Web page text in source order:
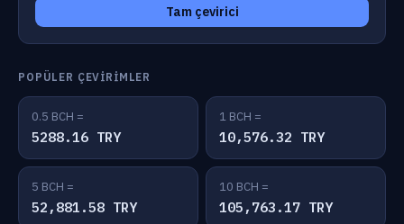
Tam çevirici
POPÜLER ÇEVIRIMLER
0.5 BCH =
5288.16 TRY
1 BCH =
10,576.32 TRY
5 BCH =
52,881.58 TRY
10 BCH =
105,763.17 TRY